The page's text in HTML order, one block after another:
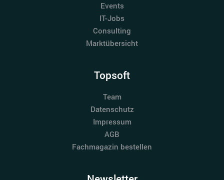
Events
IT-Jobs
Consulting
Marktübersicht
Topsoft
Team
Datenschutz
Impressum
AGB
Fachmagazin bestellen